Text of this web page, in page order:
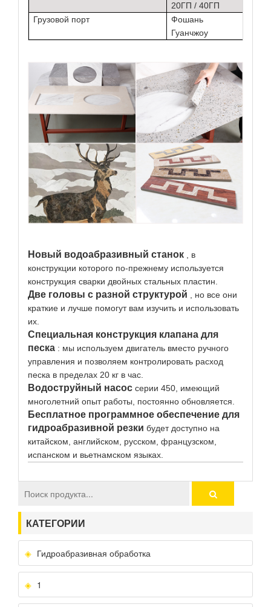
20ГП / 40ГП
Грузовой порт
Фошань
Гуанчжоу
Новый водоабразивный станок , в
конструкции которого по-прежнему используется
конструкция сварки двойных стальных пластин.
Две головы с разной структурой , но все они
краткие и лучше помогут вам изучить и использовать
их.
Специальная конструкция клапана для
песка : мы используем двигатель вместо ручного
управления и позволяем контролировать расход
песка в пределах 20 кг в час.
Водоструйный насос серии 450, имеющий
многолетний опыт работы, постоянно обновляется.
Бесплатное программное обеспечение для
гидроабразивной резки будет доступно на
китайском, английском, русском, французском,
испанском и вьетнамском языках.
КАТЕГОРИИ
Гидроабразивная обработка
1